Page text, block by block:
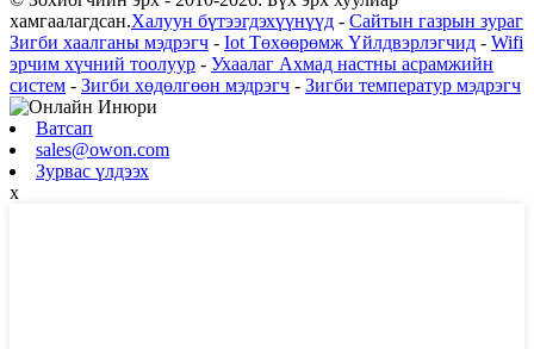
хамгаалагдсан.Халуун бүтээгдэхүүнүүд - Сайтын газрын зураг
Зигби хаалганы мэдрэгч - Iot Төхөөрөмж Үйлдвэрлэгчид - Wifi
эрчим хүчний тоолуур - Ухаалаг Ахмад настны асрамжийн
систем - Зигби хөдөлгөөн мэдрэгч - Зигби температур мэдрэгч
Ватсап
sales@owon.com
Зурвас үлдээх
x